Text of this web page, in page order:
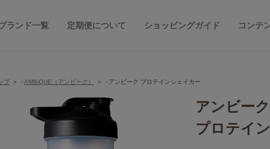
ランド一覧 定期便について ショッピングガイド コンテ
プ AMBiQUE（アンビーク） アンビーク プロテインシェイカー
アンビーク
プロテイ